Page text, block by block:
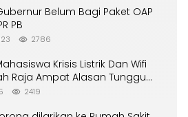
Belum Bagi Paket OAP
PB
2786
Krisis Listrik Dan Wifi
Raja Ampat Alasan Tunggu
2419